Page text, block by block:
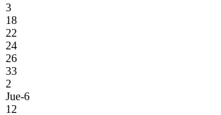
3
18
22
24
26
33
2
Jue-6
12